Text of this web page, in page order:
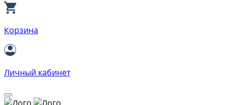
Корзина
Личный кабинет